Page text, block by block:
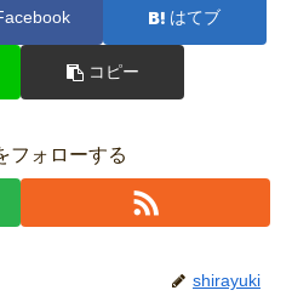
はてブ
コピー
フォローする
shirayuki